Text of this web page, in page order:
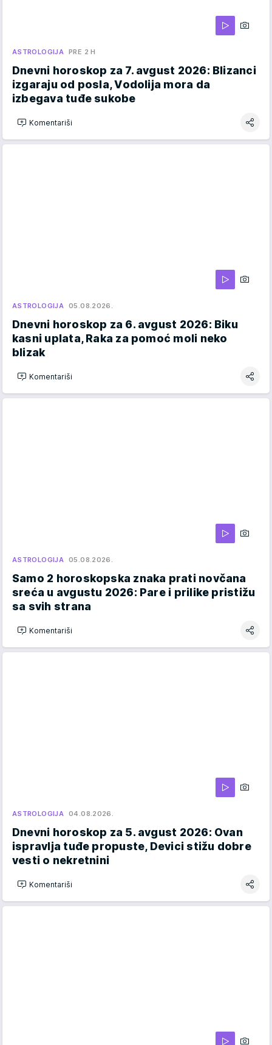
ASTROLOGIJA PRE 2 H
Dnevni horoskop za 7. avgust 2026: Blizanci
izgaraju od posla, Vodolija mora da
izbegava tuđe sukobe
Komentariši
ASTROLOGIJA 05.08.2026.
Dnevni horoskop za 6. avgust 2026: Biku
kasni uplata, Raka za pomoć moli neko
blizak
Komentariši
ASTROLOGIJA 05.08.2026.
Samo 2 horoskopska znaka prati novčana
sreća u avgustu 2026: Pare i prilike pristižu
sa svih strana
Komentariši
ASTROLOGIJA 04.08.2026.
Dnevni horoskop za 5. avgust 2026: Ovan
ispravlja tuđe propuste, Devici stižu dobre
vesti o nekretnini
Komentariši